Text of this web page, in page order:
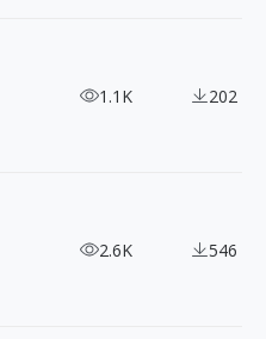
商用日系清爽插畫任你下載！
1.1K 202
《明日方舟》角色設計範例
2.6K 546